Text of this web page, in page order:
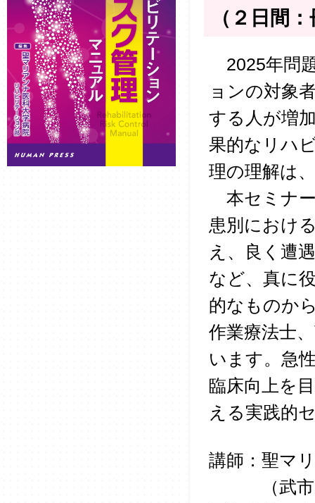
（２日間
2025年問
ョンの対象
する人が増
果的なリハ
理の理解は
本セミナー
患別におけ
え、良く遭
など、真に
的なものか
作業療法士
います。急
臨床向上を
える実践的
講師：聖マ
（武市尚